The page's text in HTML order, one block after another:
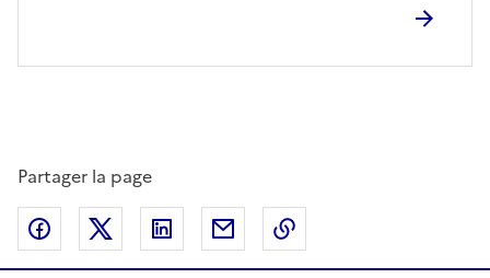
Partager la page
Partager sur Facebook
Partager sur Twitter
Partager sur LinkedIn
Partager par email